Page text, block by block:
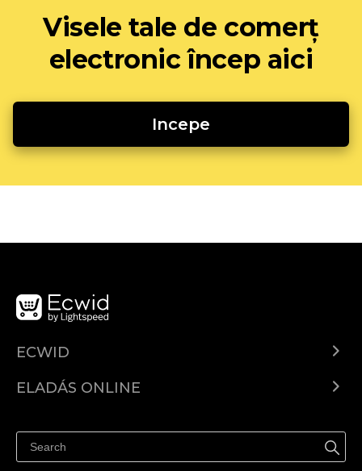
Visele tale de comerț
electronic încep aici
Incepe
ECWID
Árkalkuláció
ELADÁS ONLINE
Eladás a Facebookon
Eladás Instagramon